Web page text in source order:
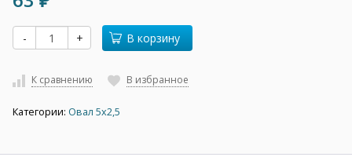
- + В корзину
К сравнению В избранное
Категории: Овал 5х2,5